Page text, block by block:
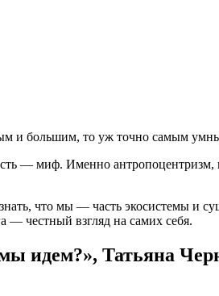
и большим, то уж точно самым
— миф. Именно
что мы — часть экосистемы
— честный взгляд на самих себя.
идем?», Татьяна